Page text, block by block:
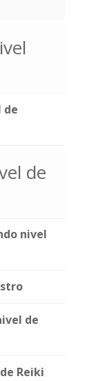
de
de
nivel
de
Reiki